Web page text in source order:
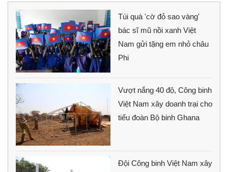
Túi quà 'cờ đỏ sao vàng'
bác sĩ mũ nồi xanh Việt
Nam gửi tặng em nhỏ châu
Phi
Vượt nắng 40 độ, Công binh
Việt Nam xây doanh trại cho
tiểu đoàn Bộ binh Ghana
Đội Công binh Việt Nam xây